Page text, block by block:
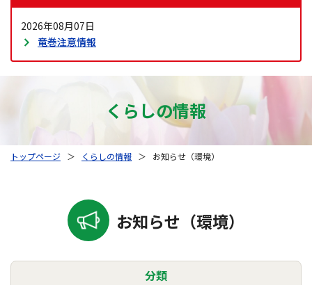
2026年08月07日
竜巻注意情報
くらしの情報
トップページ ＞ くらしの情報 ＞ お知らせ（環境）
お知らせ（環境）
分類